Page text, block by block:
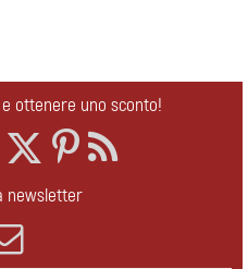
ottenere uno sconto!
newsletter